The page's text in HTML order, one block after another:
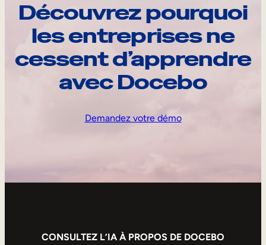
Découvrez pourquoi
les entreprises ne
cessent d’apprendre
avec Docebo
Demandez votre démo
CONSULTEZ L’IA À PROPOS DE DOCEBO